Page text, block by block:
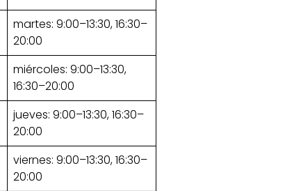
martes: 9:00–13:30, 16:30–
20:00
miércoles: 9:00–13:30,
16:30–20:00
jueves: 9:00–13:30, 16:30–
20:00
viernes: 9:00–13:30, 16:30–
20:00